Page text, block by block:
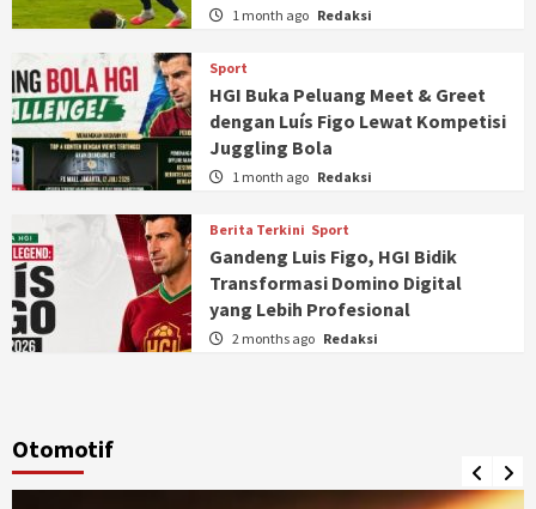
1 month ago Redaksi
Sport
HGI Buka Peluang Meet & Greet
dengan Luís Figo Lewat Kompetisi
Juggling Bola
1 month ago Redaksi
Berita Terkini Sport
Gandeng Luis Figo, HGI Bidik
Transformasi Domino Digital
yang Lebih Profesional
2 months ago Redaksi
Otomotif